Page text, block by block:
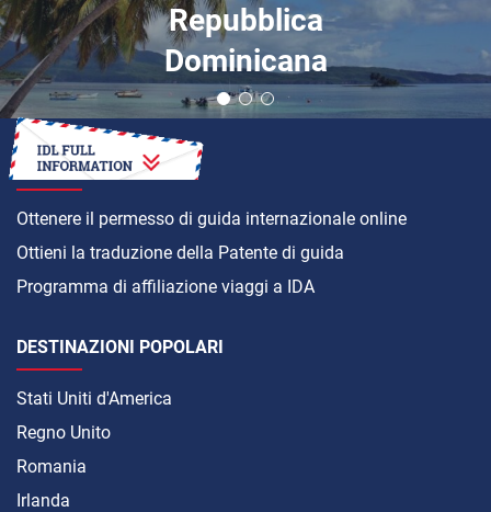
Repubblica
Dominicana
COME
Ottenere il permesso di guida internazionale online
Ottieni la traduzione della Patente di guida
Programma di affiliazione viaggi a IDA
DESTINAZIONI POPOLARI
Stati Uniti d'America
Regno Unito
Romania
Irlanda